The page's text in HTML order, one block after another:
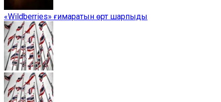
«Wildberries» ғимаратын өрт шарпыды